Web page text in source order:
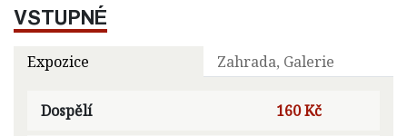
VSTUPNÉ
Expozice Zahrada, Galerie
Dospělí 160 Kč